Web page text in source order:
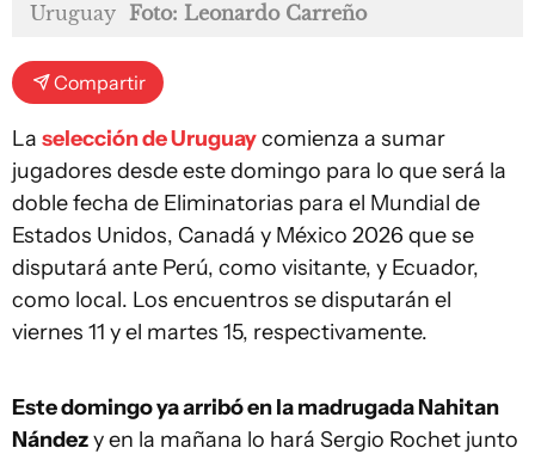
Uruguay Foto: Leonardo Carreño
Compartir
La selección de Uruguaycomienza a sumar
jugadores desde este domingo para lo que será la
doble fecha de Eliminatorias para el Mundial de
Estados Unidos, Canadá y México 2026 que se
disputará ante Perú, como visitante, y Ecuador,
como local. Los encuentros se disputarán el
viernes 11 y el martes 15, respectivamente.
Este domingo ya arribó en la madrugada Nahitan
Nándezy en la mañana lo hará Sergio Rochet junto